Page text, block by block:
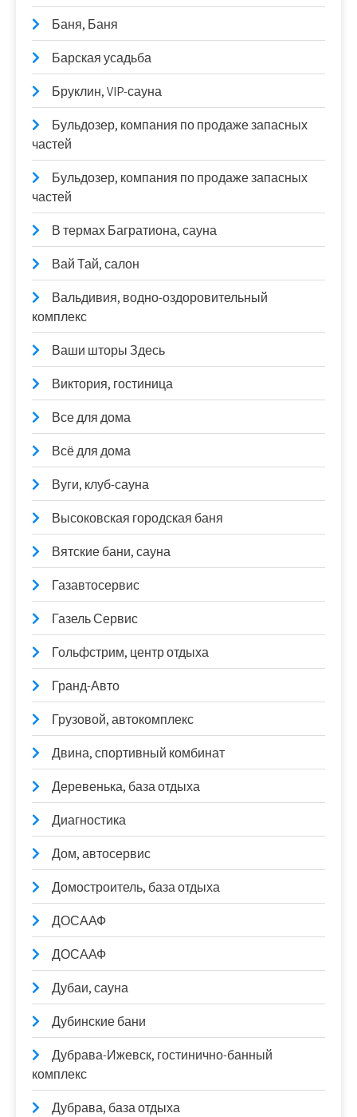
Баня, Баня
Барская усадьба
Бруклин, VIP-сауна
Бульдозер, компания по продаже запасных
частей
Бульдозер, компания по продаже запасных
частей
В термах Багратиона, сауна
Вай Тай, салон
Вальдивия, водно-оздоровительный
комплекс
Ваши шторы Здесь
Виктория, гостиница
Все для дома
Всё для дома
Вуги, клуб-сауна
Высоковская городская баня
Вятские бани, сауна
Газавтосервис
Газель Сервис
Гольфстрим, центр отдыха
Гранд-Авто
Грузовой, автокомплекс
Двина, спортивный комбинат
Деревенька, база отдыха
Диагностика
Дом, автосервис
Домостроитель, база отдыха
ДОСААФ
ДОСААФ
Дубаи, сауна
Дубинские бани
Дубрава-Ижевск, гостинично-банный
комплекс
Дубрава, база отдыха